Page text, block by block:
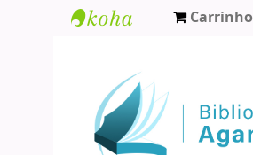
Agamenon
Magalhães
Carrinho